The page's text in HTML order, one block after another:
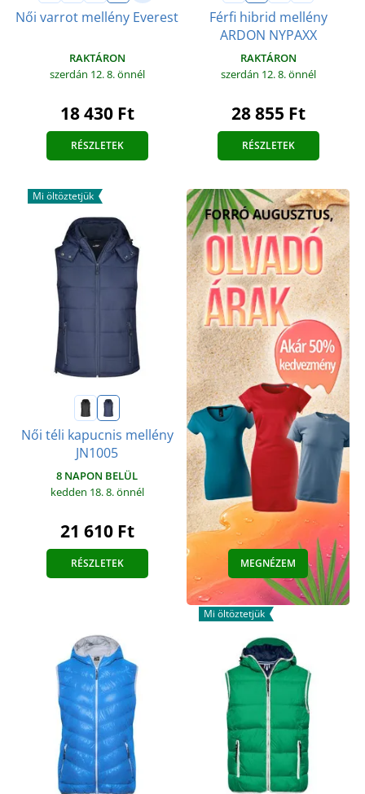
Női varrot mellény Everest
RAKTÁRON
szerdán 12. 8.önnél
18 430 Ft
RÉSZLETEK
Férfi hibrid mellény
ARDON NYPAXX
RAKTÁRON
szerdán 12. 8.önnél
28 855 Ft
RÉSZLETEK
Mi öltöztetjük
Női téli kapucnis mellény
JN1005
8 NAPON BELÜL
kedden 18. 8.önnél
21 610 Ft
RÉSZLETEK MEGNÉZEM
Mi öltöztetjük